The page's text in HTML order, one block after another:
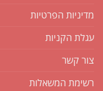
מדיניות הפרטיות
עגלת הקניות
צור קשר
רשימת המשאלות